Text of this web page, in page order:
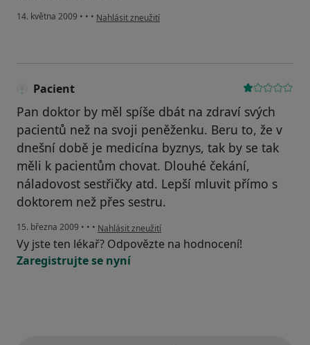
14. května 2009 • • • podle názoru uživatele Hery
Nahlásit zneužití
Pacient
Pan doktor by měl spíše dbát na zdraví svých
pacientů než na svoji peněženku. Beru to, že v
dnešní době je medicína byznys, tak by se tak
měli k pacientům chovat. Dlouhé čekání,
náladovost sestřičky atd. Lepší mluvit přímo s
doktorem než přes sestru.
15. března 2009 • • • podle názoru uživatele Pacient
Nahlásit zneužití
Vy jste ten lékař? Odpovězte na hodnocení!
Zaregistrujte se nyní